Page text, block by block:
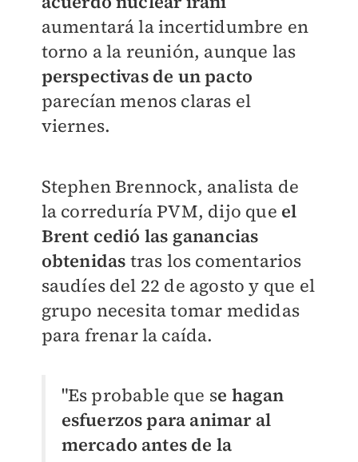
aumentará la incertidumbre en
torno a la reunión, aunque las
perspectivas de un pacto
parecían menos claras el
viernes.
Stephen Brennock, analista de
la correduría PVM, dijo que el
Brent cedió las ganancias
obtenidas tras los comentarios
saudíes del 22 de agosto y que el
grupo necesita tomar medidas
para frenar la caída.
"Es probable que se hagan
esfuerzos para animar al
mercado antes de la